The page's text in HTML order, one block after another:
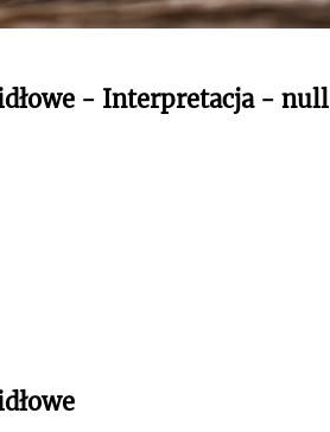
- Interpretacja - null